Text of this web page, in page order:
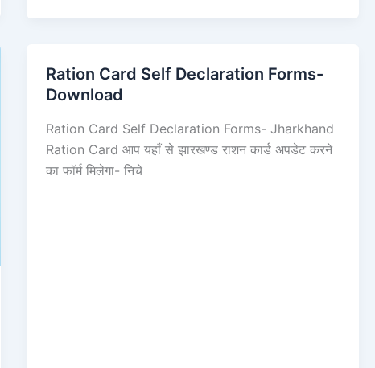
Ration Card Self Declaration Forms-
Download
Ration Card Self Declaration Forms- Jharkhand
Ration Card आप यहाँ से झारखण्ड राशन कार्ड अपडेट करने
का फॉर्म मिलेगा- निचे